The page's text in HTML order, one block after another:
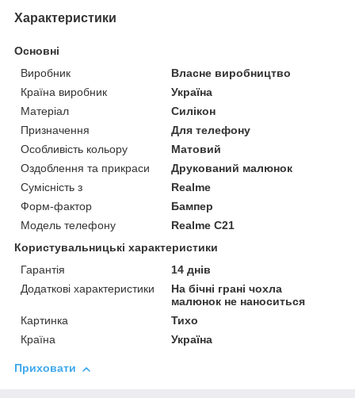
Характеристики
Основні
Виробник
Власне виробництво
Країна виробник
Україна
Матеріал
Силікон
Призначення
Для телефону
Особливість кольору
Матовий
Оздоблення та прикраси
Друкований малюнок
Сумісність з
Realme
Форм-фактор
Бампер
Модель телефону
Realme C21
Користувальницькі характеристики
Гарантія
14 днів
Додаткові характеристики
На бічні грані чохла
малюнок не наноситься
Картинка
Тихо
Країна
Україна
Приховати